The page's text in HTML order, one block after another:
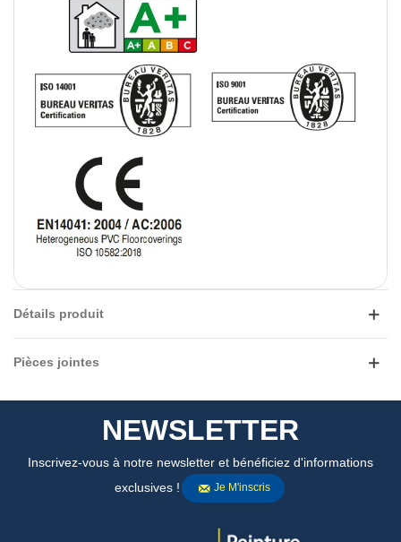
Détails produit
Pièces jointes
NEWSLETTER
Inscrivez-vous à notre newsletter et bénéficiez d'informations
exclusives !
Je M'inscris